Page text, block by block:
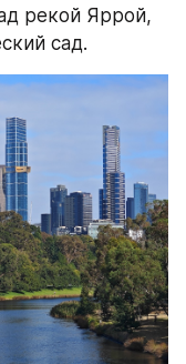
рекой Яррой,
сад.